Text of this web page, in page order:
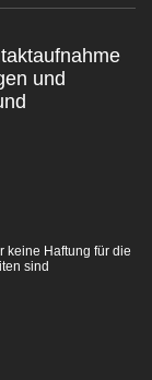
und
keine Haftung für die
sind